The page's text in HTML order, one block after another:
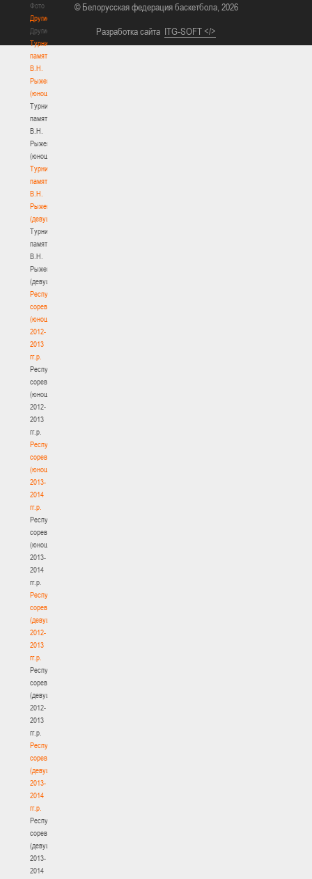
Фото
Другие
Другие
Турнир
памяти
В.Н.
Рыженкова
(юноши)
Турнир
памяти
В.Н.
Рыженкова
(юноши)
Турнир
памяти
В.Н.
Рыженкова
(девушки)
Турнир
памяти
В.Н.
Рыженкова
(девушки)
Республиканские
соревнования
(юноши)
2012-
2013
гг.р.
Республиканские
соревнования
(юноши)
2012-
2013
гг.р.
Республиканские
соревнования
(юноши)
2013-
2014
гг.р.
Республиканские
соревнования
(юноши)
2013-
2014
гг.р.
Республиканские
соревнования
(девушки)
2012-
2013
гг.р.
Республиканские
соревнования
(девушки)
2012-
2013
гг.р.
Республиканские
соревнования
(девушки)
2013-
2014
гг.р.
Республиканские
соревнования
(девушки)
2013-
2014
© Белорусская федерация баскетбола, 2026
Разработка сайта ITG-SOFT </>